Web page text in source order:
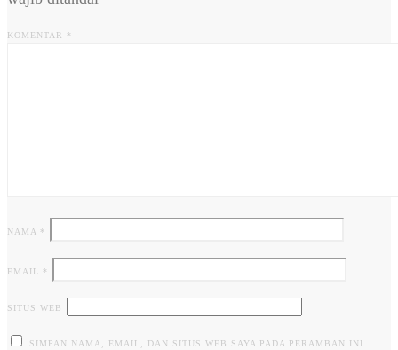
KOMENTAR *
NAMA *
EMAIL *
SITUS WEB
SIMPAN NAMA, EMAIL, DAN SITUS WEB SAYA PADA PERAMBAN INI